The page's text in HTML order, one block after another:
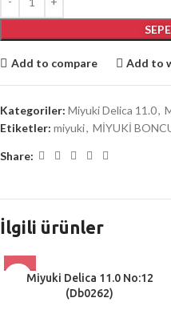
Add to compare Add to
Kategoriler: Miyuki Delica 11.0,
Etiketler: miyuki, MİYUKİ
Share:
İlgili ürünler
Miyuki Delica 11.0 No:12
(Db0262)